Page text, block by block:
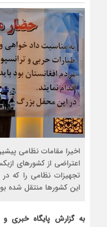
اخیرا مقامات نظامی
اعتراضی از کشورهای
تجهیزات نظامی را که
این کشورها منتقل شده
به گزارش پایگاه خبری